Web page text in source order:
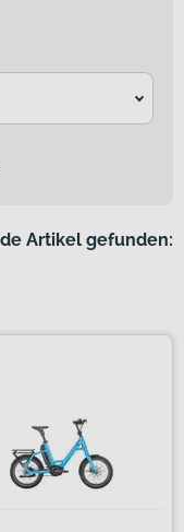
Artikel gefunden: